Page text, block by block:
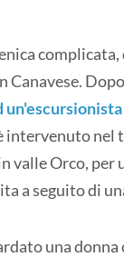
Canavese. Dopo
intervenuto nel
valle Orco, per
a seguito di
una donna